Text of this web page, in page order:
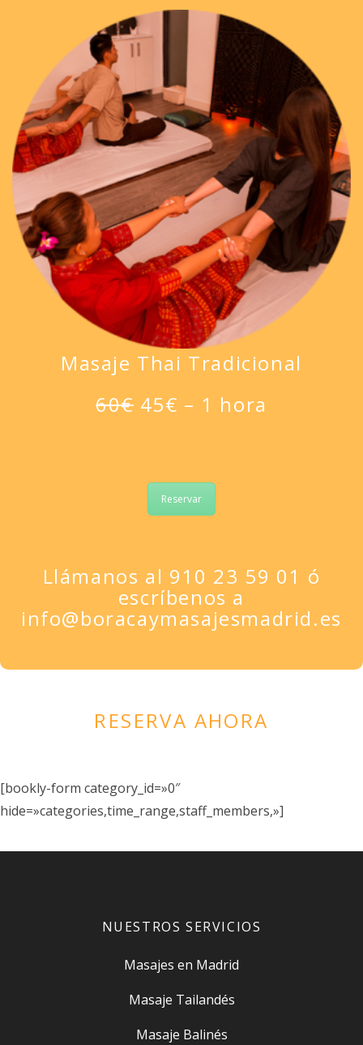
Masaje Thai Tradicional
60€ 45€ – 1 hora
Reservar
Llámanos al 910 23 59 01 ó
escríbenos a
info@boracaymasajesmadrid.es
RESERVA AHORA
[bookly-form category_id=»0″
hide=»categories,time_range,staff_members,»]
NUESTROS SERVICIOS
Masajes en Madrid
Masaje Tailandés
Masaje Balinés